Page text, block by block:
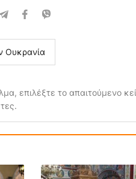
Ουκρανία
επιλέξτε το απαιτούμενο